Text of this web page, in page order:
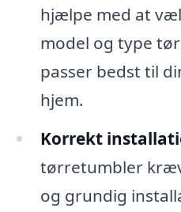
hjælpe med at
model og type
passer bedst til
hjem.
Korrekt
tørretumbler
og grundig